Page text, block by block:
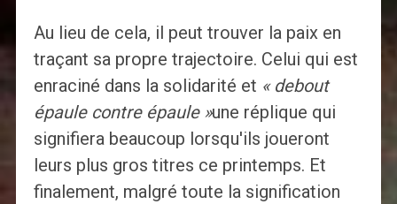
Au lieu de cela, il peut trouver la paix en
traçant sa propre trajectoire. Celui qui est
enraciné dans la solidarité et « debout
épaule contre épaule »une réplique qui
signifiera beaucoup lorsqu'ils joueront
leurs plus gros titres ce printemps. Et
finalement, malgré toute la signification